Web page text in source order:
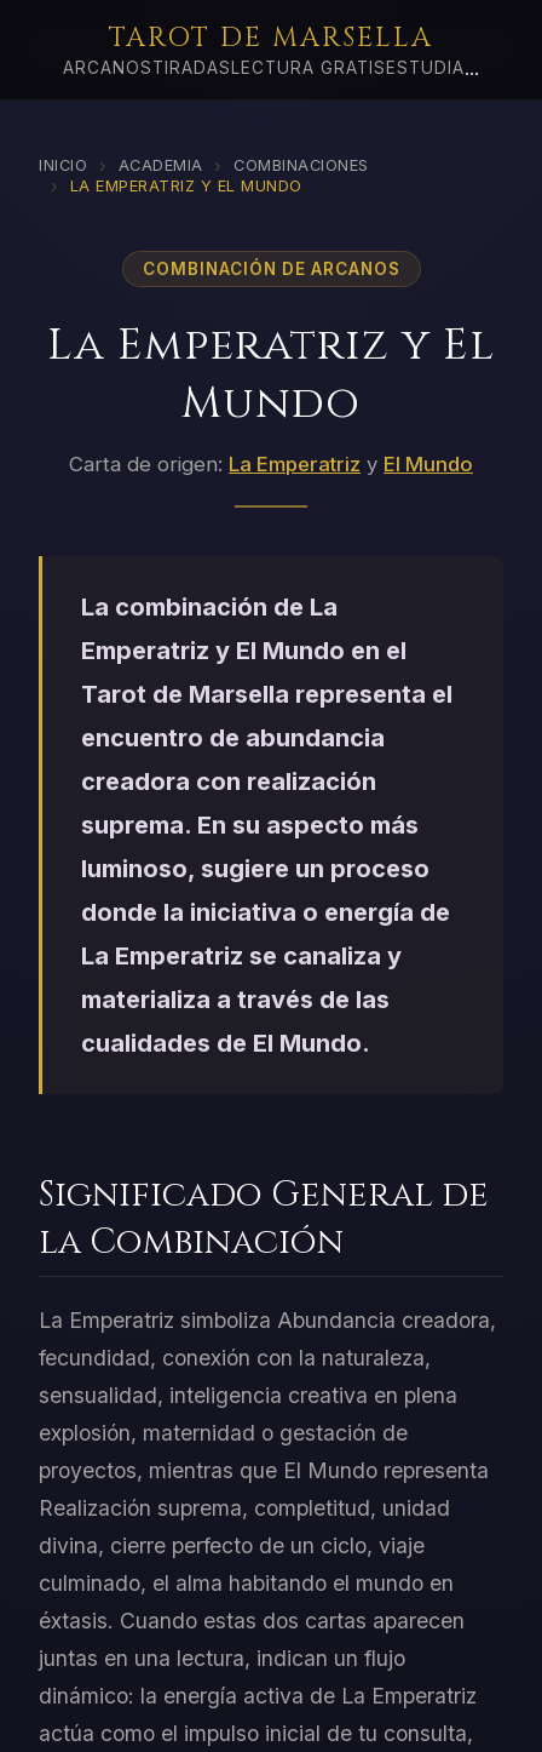
TAROT DE MARSELLA
ARCANOSTIRADAS LECTURA GRATIS ESTUDIA...
INICIO › ACADEMIA › COMBINACIONES
› LA EMPERATRIZ Y EL MUNDO
COMBINACIÓN DE ARCANOS
La Emperatriz y El
Mundo
Carta de origen: La Emperatriz y El Mundo
La combinación de La
Emperatriz y El Mundo en el
Tarot de Marsella representa el
encuentro de abundancia
creadora con realización
suprema. En su aspecto más
luminoso, sugiere un proceso
donde la iniciativa o energía de
La Emperatriz se canaliza y
materializa a través de las
cualidades de El Mundo.
Significado General de
la Combinación
La Emperatriz simboliza Abundancia creadora,
fecundidad, conexión con la naturaleza,
sensualidad, inteligencia creativa en plena
explosión, maternidad o gestación de
proyectos, mientras que El Mundo representa
Realización suprema, completitud, unidad
divina, cierre perfecto de un ciclo, viaje
culminado, el alma habitando el mundo en
éxtasis. Cuando estas dos cartas aparecen
juntas en una lectura, indican un flujo
dinámico: la energía activa de La Emperatriz
actúa como el impulso inicial de tu consulta,